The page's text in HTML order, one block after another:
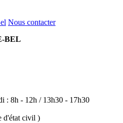
Nous contacter
BEL
: 8h - 12h / 13h30 - 17h30
d'état civil )